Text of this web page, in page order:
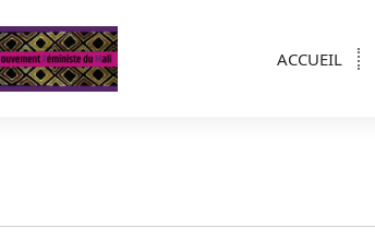
ACCUEIL